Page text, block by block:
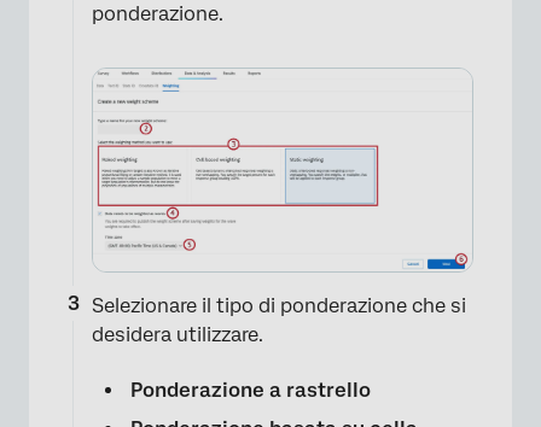
ponderazione.
Selezionare il tipo di ponderazione che si
desidera utilizzare.
Ponderazione a rastrello